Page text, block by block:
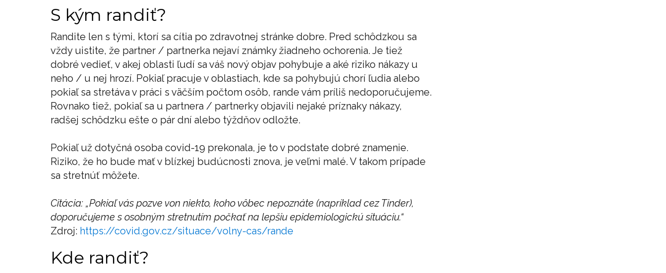
S kým randiť?
Randite len s tými, ktorí sa cítia po zdravotnej stránke dobre. Pred schôdzkou sa
vždy uistite, že partner / partnerka nejaví známky žiadneho ochorenia. Je tiež
dobré vedieť, v akej oblasti ľudí sa váš nový objav pohybuje a aké riziko nákazy u
neho / u nej hrozí. Pokiaľ pracuje v oblastiach, kde sa pohybujú chorí ľudia alebo
pokiaľ sa stretáva v práci s väčším počtom osôb, rande vám príliš nedoporučujeme.
Rovnako tiež, pokiaľ sa u partnera / partnerky objavili nejaké príznaky nákazy,
radšej schôdzku ešte o pár dní alebo týždňov odložte.
Pokiaľ už dotyčná osoba covid-19 prekonala, je to v podstate dobré znamenie.
Riziko, že ho bude mať v blízkej budúcnosti znova, je veľmi malé. V takom prípade
sa stretnúť môžete.
Citácia: „Pokiaľ vás pozve von niekto, koho vôbec nepoznáte (napríklad cez Tinder),
doporučujeme s osobným stretnutím počkať na lepšiu epidemiologickú situáciu.“
Zdroj: https://covid.gov.cz/situace/volny-cas/rande
Kde randiť?